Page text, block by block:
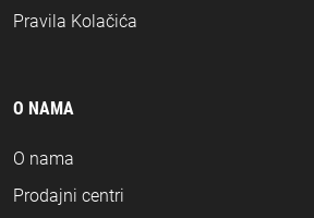
Pravila Kolačića
O NAMA
O nama
Prodajni centri